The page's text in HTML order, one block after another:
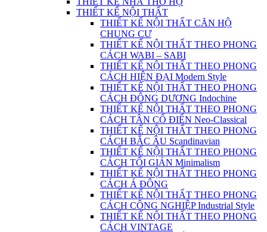
THIẾT KẾ NỘI THẤT
THIẾT KẾ NỘI THẤT CĂN HỘ
CHUNG CƯ
THIẾT KẾ NỘI THẤT THEO PHONG
CÁCH WABI – SABI
THIẾT KẾ NỘI THẤT THEO PHONG
CÁCH HIỆN ĐẠI Modern Style
THIẾT KẾ NỘI THẤT THEO PHONG
CÁCH ĐÔNG DƯƠNG Indochine
THIẾT KẾ NỘI THẤT THEO PHONG
CÁCH TÂN CỔ ĐIỂN Neo-Classical
THIẾT KẾ NỘI THẤT THEO PHONG
CÁCH BẮC ÂU Scandinavian
THIẾT KẾ NỘI THẤT THEO PHONG
CÁCH TỐI GIẢN Minimalism
THIẾT KẾ NỘI THẤT THEO PHONG
CÁCH Á ĐÔNG
THIẾT KẾ NỘI THẤT THEO PHONG
CÁCH CÔNG NGHIỆP Industrial Style
THIẾT KẾ NỘI THẤT THEO PHONG
CÁCH VINTAGE